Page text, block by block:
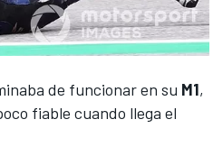
de funcionar en su M1,
fiable cuando llega el